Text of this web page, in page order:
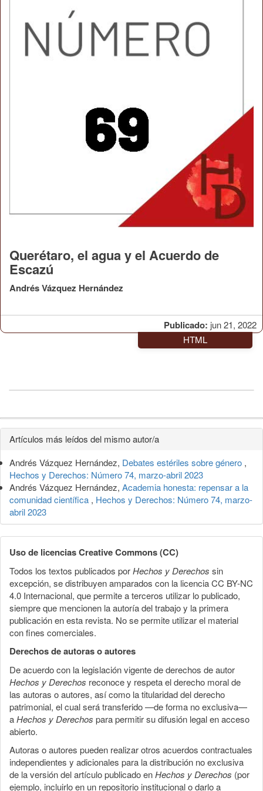
Publicado: jun 21, 2022
Querétaro, el agua y el Acuerdo de
Escazú
Andrés Vázquez Hernández
HTML
Detalles
del
artículo
Artículos más leídos del mismo autor/a
Andrés Vázquez Hernández, Debates estériles sobre género ,
Hechos y Derechos: Número 74, marzo-abril 2023
Andrés Vázquez Hernández, Academia honesta: repensar a la
comunidad científica , Hechos y Derechos: Número 74, marzo-
abril 2023
Uso de licencias Creative Commons (CC)
Todos los textos publicados porHechos y Derechos sin
excepción, se distribuyen amparados con la licencia CC BY-NC
4.0 Internacional, que permite a terceros utilizar lo publicado,
siempre que mencionen la autoría del trabajo y la primera
publicación en esta revista. No se permite utilizar el material
con fines comerciales.
Derechos de autoras o autores
De acuerdo con la legislación vigente de derechos de autor
Hechos y Derechos reconoce y respeta el derecho moral de
las autoras o autores, así como la titularidad del derecho
patrimonial, el cual será transferido —de forma no exclusiva—
aHechos y Derechos para permitir su difusión legal en acceso
abierto.
Autoras o autores pueden realizar otros acuerdos contractuales
independientes y adicionales para la distribución no exclusiva
de la versión del artículo publicado enHechos y Derechos (por
ejemplo, incluirlo en un repositorio institucional o darlo a